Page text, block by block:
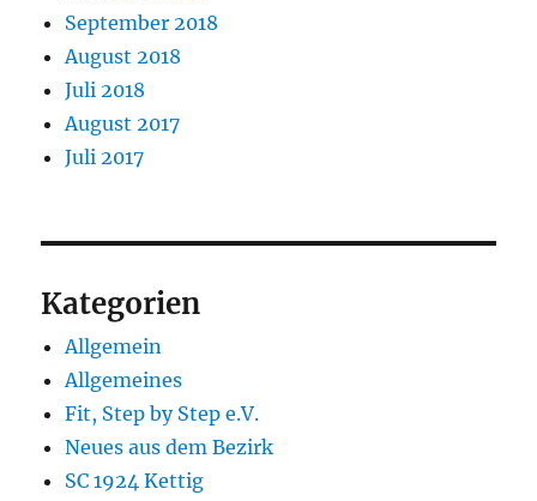
September 2018
August 2018
Juli 2018
August 2017
Juli 2017
Kategorien
Allgemein
Allgemeines
Fit, Step by Step e.V.
Neues aus dem Bezirk
SC 1924 Kettig